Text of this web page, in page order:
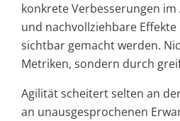
konkrete Verbesserungen
und nachvollziehbare
sichtbar gemacht werden.
Metriken, sondern durch
Agilität scheitert selten an
an unausgesprochenen